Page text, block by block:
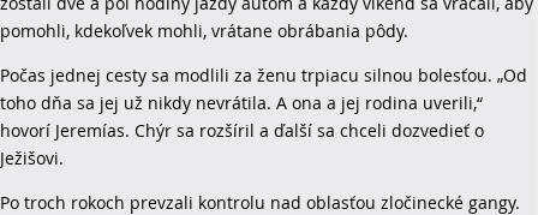
pomohli, kdekoľvek mohli, vrátane obrábania pôdy.
Počas jednej cesty sa modlili za ženu trpiacu silnou bolesťou. „Od
toho dňa sa jej už nikdy nevrátila. A ona a jej rodina uverili,“
hovorí Jeremías. Chýr sa rozšíril a ďalší sa chceli dozvedieť o
Ježišovi.
Po troch rokoch prevzali kontrolu nad oblasťou zločinecké gangy.